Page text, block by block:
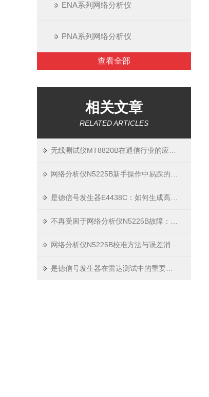
ENA系列网络分析仪
PNA系列网络分析仪
查看全部
相关文章
RELATED ARTICLES